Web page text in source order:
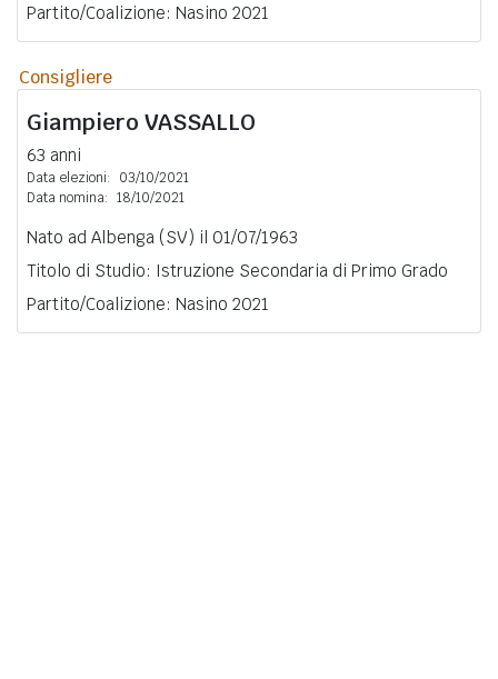
Partito/Coalizione: Nasino 2021
Consigliere
Giampiero VASSALLO
63 anni
Data elezioni:
03/10/2021
Data nomina: 18/10/2021
Nato ad Albenga (SV) il 01/07/1963
Titolo di Studio: Istruzione Secondaria di Primo Grado
Partito/Coalizione: Nasino 2021